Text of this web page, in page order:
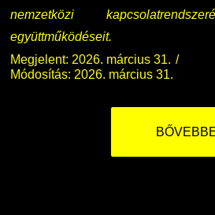
nemzetközi
együttműködéseit.
Megjelent: 2026. március 31.
Módosítás: 2026. március 31.